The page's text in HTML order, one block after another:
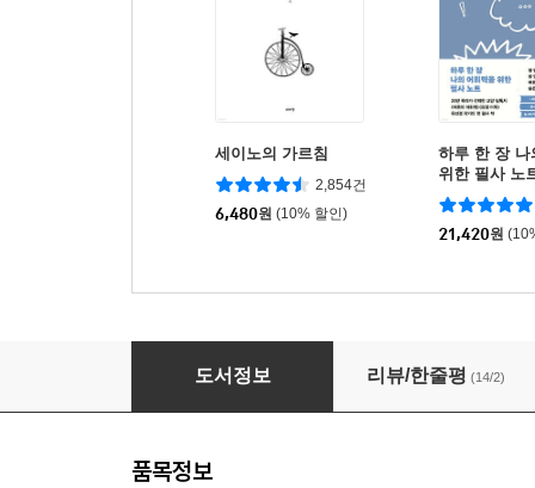
세이노의 가르침
2,854건
6,480원 (10% 할인)
하루 한 장 나
위한 필사 노
21,420원
공부하느라 수고했어, 오늘도
도서정보 리뷰/한줄평 (14/2)
품목정보